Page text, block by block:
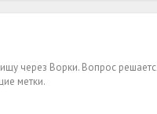
через Ворки. Вопрос
метки.